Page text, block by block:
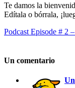
Te damos la
Edítala o bórrala,
Podcast Episode # 2
Un comentario